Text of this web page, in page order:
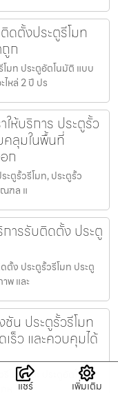
ดตั้งประตูรีโมท
ก
มท ประตูอัตโนมัติ แบบ
หล่ 2 ปี ปร
ห้บริการ ประตูรั้ว
คลุมในพื้นที่
ก
ะตูรั้วรีโมท, ประตูรั้ว
ฑล แ
ารรับติดตั้ง ประตู
ง ประตูรั้วรีโมท ประตู
พ และ
น ประตูรั้วรีโมท
ร็ว และควบคุมได้
โมท และ ประตูอัตโนมัติ
แชร์ เพิ่มเติม